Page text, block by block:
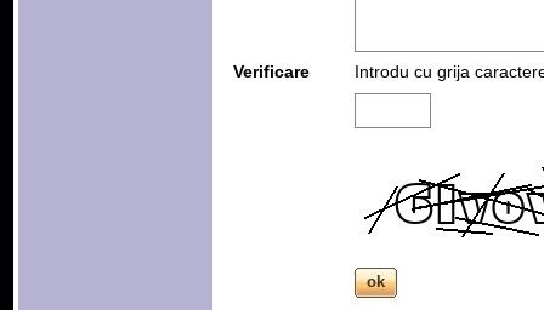
Verificare Introdu cu grija